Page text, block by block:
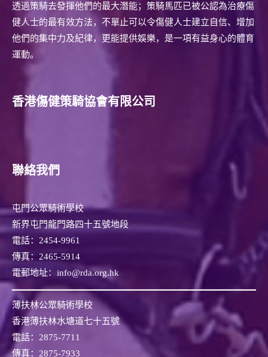
- 媒體報導
課堂專區
- - 復康策騎課堂
- 時間表
- 課堂報名表格
- 指導員簡介
- 點滳分享
透過策騎去發揮他們的最大潛能；策騎馬匹已被公認為治療傷
健人士的最有效方法，不單止可以令傷健人士建立自信、增加
他們的集中力及紀律，更能提供娛樂，是一項有益身心的體育
運動。
香港傷健策騎協會有限公司
聯絡我們
屯門公眾騎術學校
新界屯門龍門路四十五號地段
電話： 2454-9961
傳真： 2465-5914
電郵地址：info@rda.org.hk
薄扶林公眾騎術學校
香港薄扶林水塘道七十五號
電話： 2875-7711
傳真： 2875-7933